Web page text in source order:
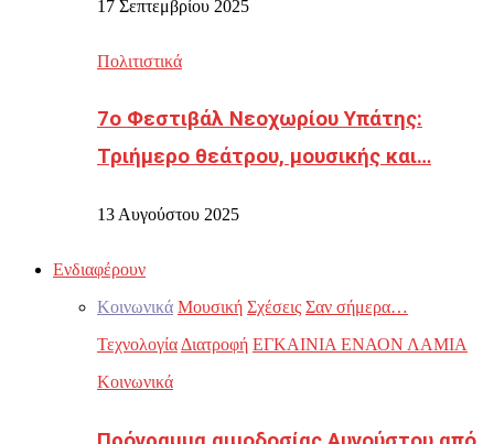
17 Σεπτεμβρίου 2025
Πολιτιστικά
7ο Φεστιβάλ Νεοχωρίου Υπάτης:
Τριήμερο θεάτρου, μουσικής και…
13 Αυγούστου 2025
Ενδιαφέρουν
Κοινωνικά Μουσική Σχέσεις Σαν σήμερα…
Τεχνολογία Διατροφή ΕΓΚΑΙΝΙΑ ΕΝΑΟΝ ΛΑΜΙΑ
Κοινωνικά